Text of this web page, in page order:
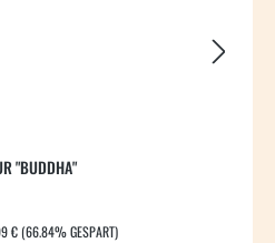
"BUDDHA"
PREIS:
€ (66.84% GESPART)